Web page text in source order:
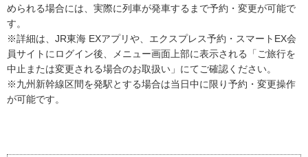
められる場合には、実際に列車が発車するまで予約・変更が可能で
す。
※詳細は、JR東海 EXアプリや、エクスプレス予約・スマートEX会
員サイトにログイン後、メニュー画面上部に表示される「ご旅行を
中止または変更される場合のお取扱い」にてご確認ください。
※九州新幹線区間を発駅とする場合は当日中に限り予約・変更操作
が可能です。